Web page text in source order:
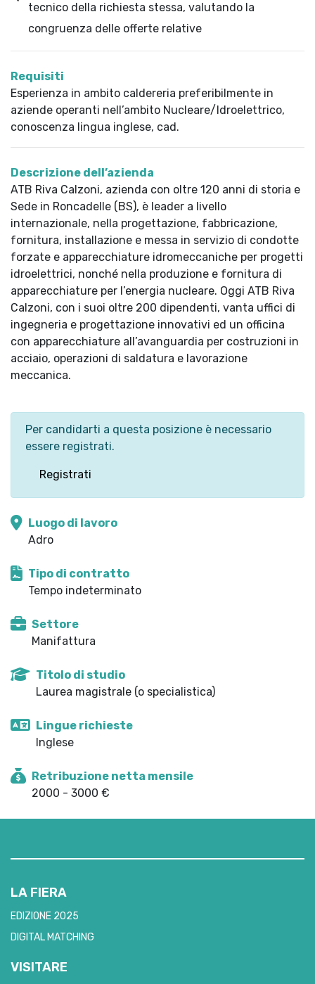
tecnico della richiesta stessa, valutando la
congruenza delle offerte relative
Requisiti
Esperienza in ambito caldereria preferibilmente in
aziende operanti nell’ambito Nucleare/Idroelettrico,
conoscenza lingua inglese, cad.
Descrizione dell’azienda
ATB Riva Calzoni, azienda con oltre 120 anni di storia e
Sede in Roncadelle (BS), è leader a livello
internazionale, nella progettazione, fabbricazione,
fornitura, installazione e messa in servizio di condotte
forzate e apparecchiature idromeccaniche per progetti
idroelettrici, nonché nella produzione e fornitura di
apparecchiature per l’energia nucleare. Oggi ATB Riva
Calzoni, con i suoi oltre 200 dipendenti, vanta uffici di
ingegneria e progettazione innovativi ed un officina
con apparecchiature all’avanguardia per costruzioni in
acciaio, operazioni di saldatura e lavorazione
meccanica.
Per candidarti a questa posizione è necessario
essere registrati.
Registrati
Luogo di lavoro
Adro
Tipo di contratto
Tempo indeterminato
Settore
Manifattura
Titolo di studio
Laurea magistrale (o specialistica)
Lingue richieste
Inglese
Retribuzione netta mensile
2000 - 3000 €
LA FIERA
EDIZIONE 2025
DIGITAL MATCHING
VISITARE